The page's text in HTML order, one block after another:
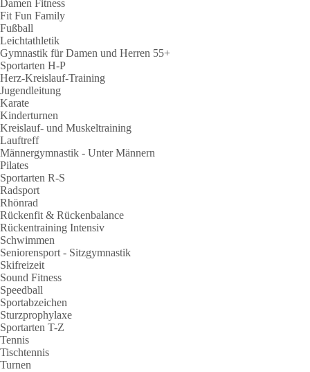
Damen Fitness
Fit Fun Family
Fußball
Leichtathletik
Gymnastik für Damen und Herren 55+
Sportarten H-P
Herz-Kreislauf-Training
Jugendleitung
Karate
Kinderturnen
Kreislauf- und Muskeltraining
Lauftreff
Männergymnastik - Unter Männern
Pilates
Sportarten R-S
Radsport
Rhönrad
Rückenfit & Rückenbalance
Rückentraining Intensiv
Schwimmen
Seniorensport - Sitzgymnastik
Skifreizeit
Sound Fitness
Speedball
Sportabzeichen
Sturzprophylaxe
Sportarten T-Z
Tennis
Tischtennis
Turnen